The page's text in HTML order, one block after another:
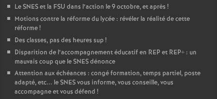
Le SNES et la FSU dans l’action le 9 octobre, et après !
Motions contre la réforme du lycée : révéler la réalité de cette
réforme!
Des classes, pas des heures sup!
Disparition de l’accompagnement éducatif en REP et REP+ : un
mauvais coup que le SNES dénonce
Attention aux échéances : congé formation, temps partiel, poste
adapté, etc... le SNES vous informe, vous conseille, vous
accompagne et vous défend !